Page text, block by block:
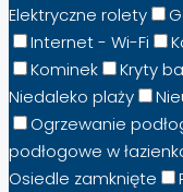
Elektryczne rolety
Internet - Wi-Fi
Kominek
Kryty
Niedaleko plaży
Ogrzewanie
podłogowe w
Osiedle zamknięte